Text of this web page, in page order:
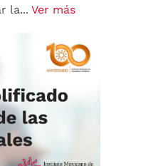
la... Ver más